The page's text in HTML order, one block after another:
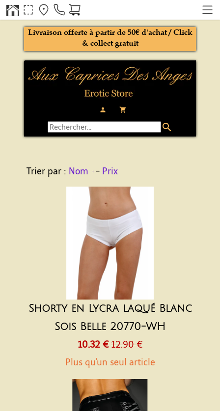
person local_grocery_store
Livraison offerte à partir de 50€ d'achat / Click
& collect gratuit
search
Trier par : Nom - Prix
Shorty en Lycra laqué Blanc
Sois Belle 20770-WH
10.32 € 12.90 €
Plus qu'un seul article